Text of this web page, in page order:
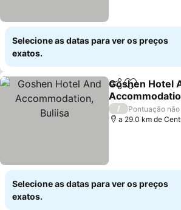
Selecione as datas para ver os preços
exatos.
PartilharAdicionar
Goshen Hotel
/
Pontuação
a 29.0 km de
Selecione as datas para ver os preços
exatos.